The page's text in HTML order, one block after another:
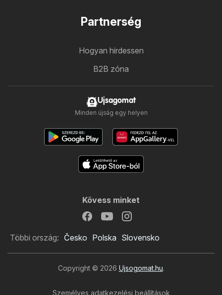
Partnerség
Hogyan hirdessen
B2B zóna
Ujsagomat
Minden újság egy helyen
Kövess minket
Többi ország: Česko Polska Slovensko
Copyright © 2026 Ujsogomat.hu.
Személyes adatkezelési beállítások